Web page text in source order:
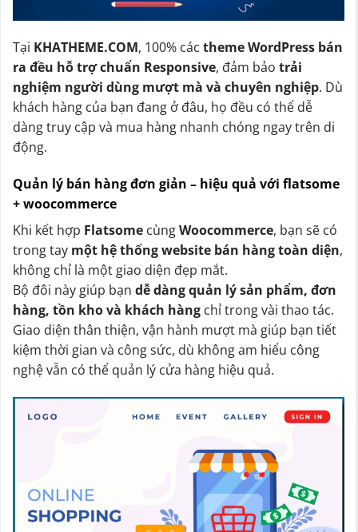
Tại KHATHEME.COM, 100% các theme WordPress bán
ra đều hỗ trợ chuẩn Responsive, đảm bảo trải
nghiệm người dùng mượt mà và chuyên nghiệp. Dù
khách hàng của bạn đang ở đâu, họ đều có thể dễ
dàng truy cập và mua hàng nhanh chóng ngay trên di
động.
Quản lý bán hàng đơn giản – hiệu quả với flatsome
+ woocommerce
Khi kết hợp Flatsome cùngWoocommerce, bạn sẽ có
trong tay một hệ thống website bán hàng toàn diện,
không chỉ là một giao diện đẹp mắt.
Bộ đôi này giúp bạn dễ dàng quản lý sản phẩm, đơn
hàng, tồn kho và khách hàng chỉ trong vài thao tác.
Giao diện thân thiện, vận hành mượt mà giúp bạn tiết
kiệm thời gian và công sức, dù không am hiểu công
nghệ vẫn có thể quản lý cửa hàng hiệu quả.